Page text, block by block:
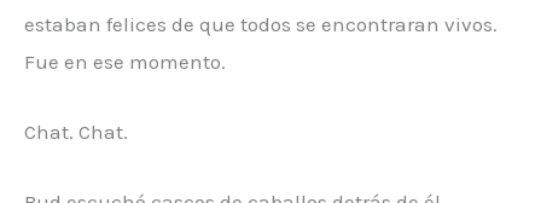
estaban felices de que todos se encontraran vivos.
Fue en ese momento.
Chat. Chat.